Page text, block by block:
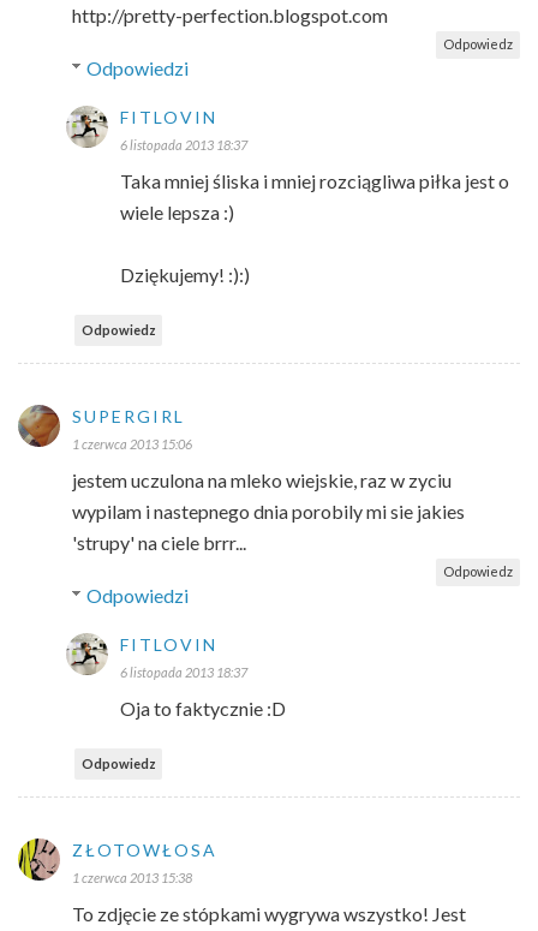
http://pretty-perfection.blogspot.com
Odpowiedz
Odpowiedzi
FITLOVIN
6 listopada 2013 18:37
Taka mniej śliska i mniej rozciągliwa piłka jest o
wiele lepsza :)
Dziękujemy! :):)
Odpowiedz
SUPERGIRL
1 czerwca 2013 15:06
jestem uczulona na mleko wiejskie, raz w zyciu
wypilam i nastepnego dnia porobily mi sie jakies
'strupy' na ciele brrr...
Odpowiedz
Odpowiedzi
FITLOVIN
6 listopada 2013 18:37
Oja to faktycznie :D
Odpowiedz
ZŁOTOWŁOSA
1 czerwca 2013 15:38
To zdjęcie ze stópkami wygrywa wszystko! Jest